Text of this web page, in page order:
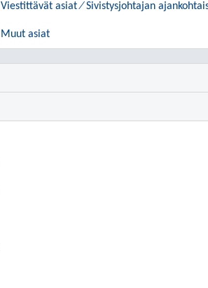
Viestittävät asiat ⁄ Sivistysjohtajan
Muut asiat